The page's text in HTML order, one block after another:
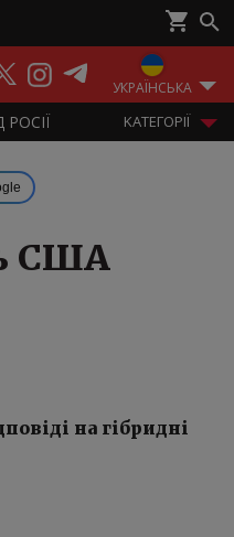
УКРАЇНСЬКА
KАТЕГОРІЇ
ЕФІР
США
на гібридні